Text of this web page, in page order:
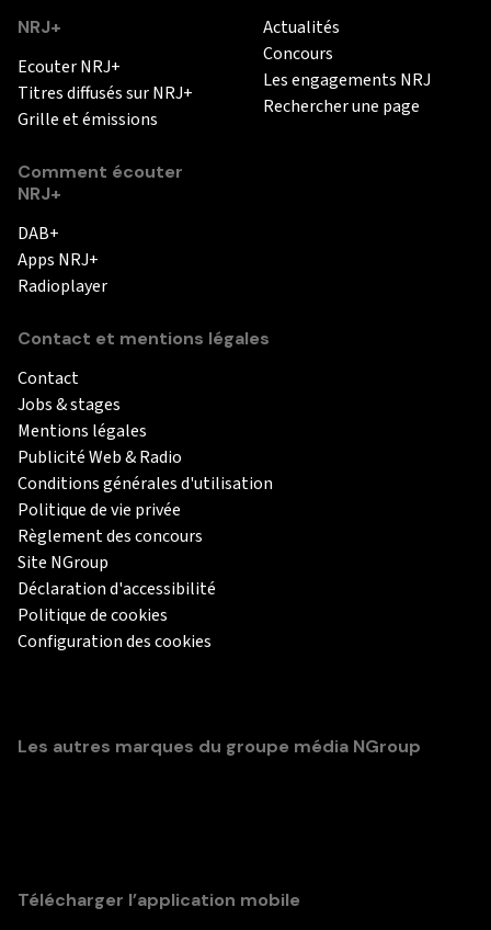
NRJ+
Ecouter NRJ+
Titres diffusés sur NRJ+
Grille et émissions
Comment écouter
NRJ+
DAB+
Apps NRJ+
Radioplayer
Actualités
Concours
Les engagements NRJ
Rechercher une page
Contact et mentions légales
Contact
Jobs & stages
Mentions légales
Publicité Web & Radio
Conditions générales d'utilisation
Politique de vie privée
Règlement des concours
Site NGroup
Déclaration d'accessibilité
Politique de cookies
Configuration des cookies
Les autres marques du groupe média NGroup
Télécharger l’application mobile